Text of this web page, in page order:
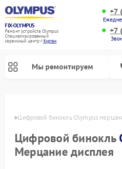
FIX-OLYMPUS
Ремонт устройств Olympus
Специализированный
cервисный центр г.Курган
+7
+7
Мы ремонтируем
Цифровой бинокль Olympus
Цифровой бинокль
Мерцание дисплея